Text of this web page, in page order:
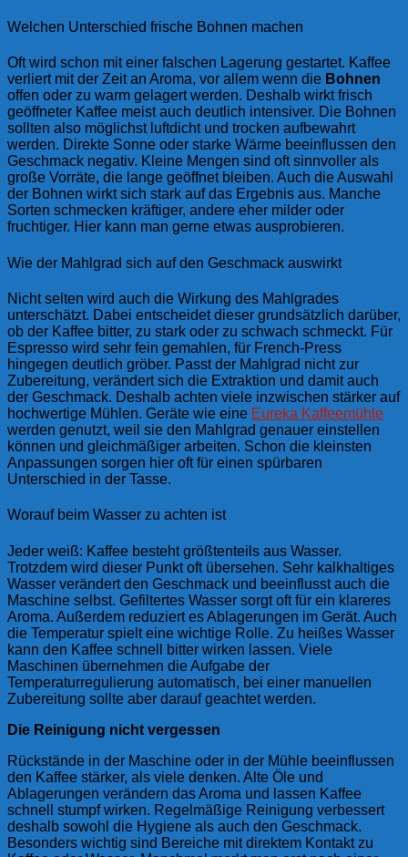
Welchen Unterschied frische Bohnen machen
Oft wird schon mit einer falschen Lagerung gestartet. Kaffee
verliert mit der Zeit an Aroma, vor allem wenn die Bohnen
offen oder zu warm gelagert werden. Deshalb wirkt frisch
geöffneter Kaffee meist auch deutlich intensiver. Die Bohnen
sollten also möglichst luftdicht und trocken aufbewahrt
werden. Direkte Sonne oder starke Wärme beeinflussen den
Geschmack negativ. Kleine Mengen sind oft sinnvoller als
große Vorräte, die lange geöffnet bleiben. Auch die Auswahl
der Bohnen wirkt sich stark auf das Ergebnis aus. Manche
Sorten schmecken kräftiger, andere eher milder oder
fruchtiger. Hier kann man gerne etwas ausprobieren.
Wie der Mahlgrad sich auf den Geschmack auswirkt
Nicht selten wird auch die Wirkung des Mahlgrades
unterschätzt. Dabei entscheidet dieser grundsätzlich darüber,
ob der Kaffee bitter, zu stark oder zu schwach schmeckt. Für
Espresso wird sehr fein gemahlen, für French-Press
hingegen deutlich gröber. Passt der Mahlgrad nicht zur
Zubereitung, verändert sich die Extraktion und damit auch
der Geschmack. Deshalb achten viele inzwischen stärker auf
hochwertige Mühlen. Geräte wie eine Eureka Kaffeemühle
werden genutzt, weil sie den Mahlgrad genauer einstellen
können und gleichmäßiger arbeiten. Schon die kleinsten
Anpassungen sorgen hier oft für einen spürbaren
Unterschied in der Tasse.
Worauf beim Wasser zu achten ist
Jeder weiß: Kaffee besteht größtenteils aus Wasser.
Trotzdem wird dieser Punkt oft übersehen. Sehr kalkhaltiges
Wasser verändert den Geschmack und beeinflusst auch die
Maschine selbst. Gefiltertes Wasser sorgt oft für ein klareres
Aroma. Außerdem reduziert es Ablagerungen im Gerät. Auch
die Temperatur spielt eine wichtige Rolle. Zu heißes Wasser
kann den Kaffee schnell bitter wirken lassen. Viele
Maschinen übernehmen die Aufgabe der
Temperaturregulierung automatisch, bei einer manuellen
Zubereitung sollte aber darauf geachtet werden.
Die Reinigung nicht vergessen
Rückstände in der Maschine oder in der Mühle beeinflussen
den Kaffee stärker, als viele denken. Alte Öle und
Ablagerungen verändern das Aroma und lassen Kaffee
schnell stumpf wirken. Regelmäßige Reinigung verbessert
deshalb sowohl die Hygiene als auch den Geschmack.
Besonders wichtig sind Bereiche mit direktem Kontakt zu